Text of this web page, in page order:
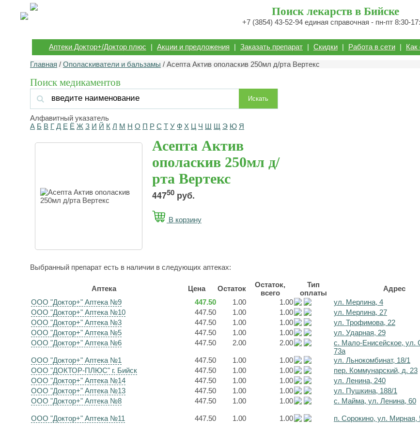
Поиск лекарств в Бийске
+7 (3854) 43-52-94 единая справочная - пн-пт 8:30-
Аптеки Доктор+/Доктор плюс | Акции и предложения | Заказать препарат | Скидки | Работа в сети | Как
Главная / Ополаскиватели и бальзамы / Асепта Актив ополаскив 250мл д/рта Вертекс
Поиск медикаментов
Искать
Алфавитный указатель
А Б В Г Д Е Ё Ж З И Й К Л М Н О П Р С Т У Ф Х Ц Ч Ш Щ Э Ю Я
Асепта Актив
ополаскив 250мл д/
рта Вертекс
44750 руб.
В корзину
Выбранный препарат есть в наличии в следующих аптеках:
Аптека Цена Остаток
Остаток,
всего
Тип
оплаты
Адрес
ООО "Доктор+" Аптека №9
447.50 1.00 1.00 ул. Мерлина, 4
ООО "Доктор+" Аптека №10
447.50 1.00 1.00 ул. Мерлина, 27
ООО "Доктор+" Аптека №3
447.50 1.00 1.00 ул. Трофимова, 22
ООО "Доктор+" Аптека №5
447.50 1.00 1.00 ул. Ударная, 29
ООО "Доктор+" Аптека №6
447.50 2.00 2.00
с. Мало-Енисейское, ул.
73а
ООО "Доктор+" Аптека №1 447.50 1.00 1.00 ул. Льнокомбинат, 18/1
ООО "ДОКТОР-ПЛЮС" г. Бийск
447.50 1.00 1.00 пер. Коммунарский, д. 23
ООО "Доктор+" Аптека №14
447.50 1.00 1.00 ул. Ленина, 240
ООО "Доктор+" Аптека №13
447.50 1.00 1.00 ул. Пушкина, 188/1
ООО "Доктор+" Аптека №8
447.50 1.00 1.00 с. Майма, ул. Ленина, 60
ООО "Доктор+" Аптека №11
447.50 1.00 1.00 п. Сорокино, ул. Мирная,